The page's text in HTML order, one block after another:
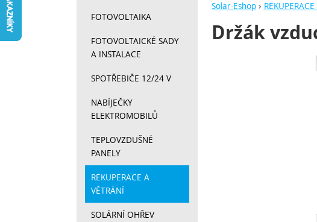
Solar-Eshop
Držák
FOTOVOLTAIKA
FOTOVOLTAICKÉ SADY
A INSTALACE
SPOTŘEBIČE 12/24 V
NABÍJEČKY
ELEKTROMOBILŮ
TEPLOVZDUŠNÉ
PANELY
REKUPERACE A
VĚTRÁNÍ
SOLÁRNÍ OHŘEV